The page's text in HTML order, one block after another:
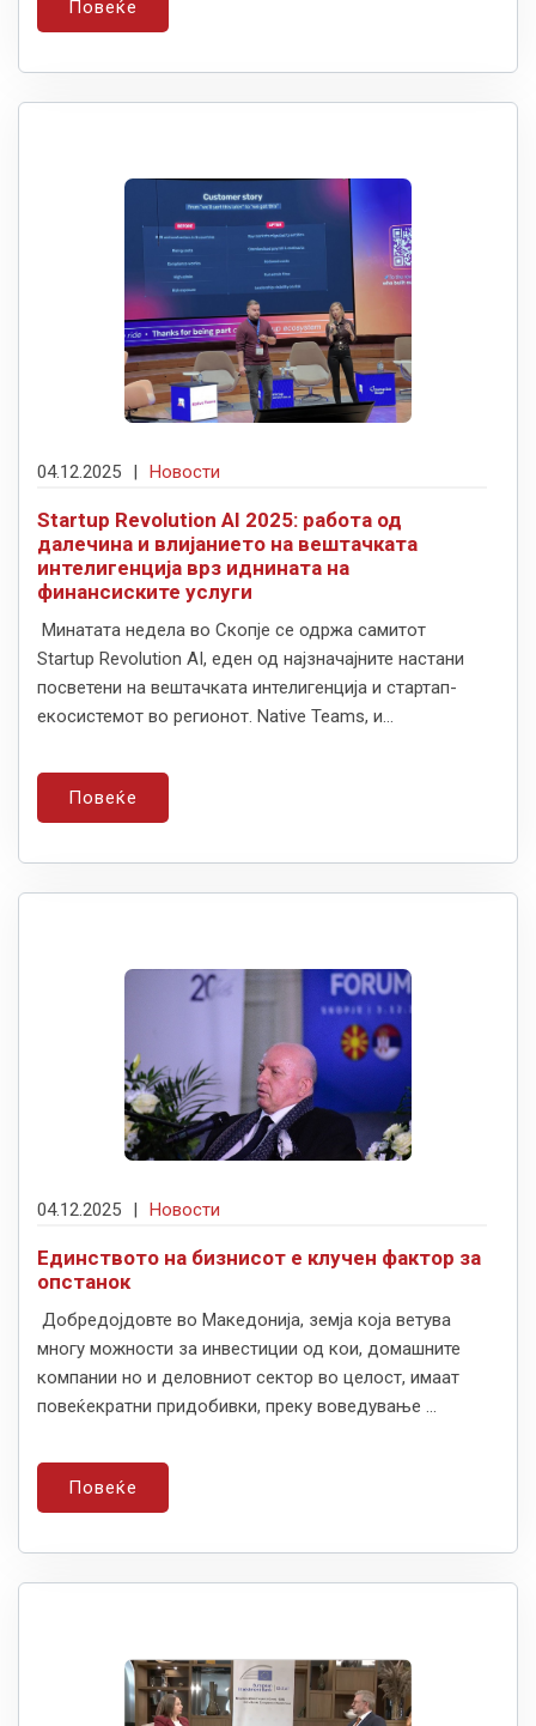
Повеќе
04.12.2025 | Новости
Startup Revolution AI 2025: работа од
далечина и влијанието на вештачката
интелигенција врз иднината на
финансиските услуги
Минатата недела во Скопје се одржа самитот
Startup Revolution AI, еден од најзначајните настани
посветени на вештачката интелигенција и стартап-
екосистемот во регионот. Native Teams, и...
Повеќе
04.12.2025 | Новости
Единството на бизнисот е клучен фактор за
опстанок
Добредојдовте во Македонија, земја која ветува
многу можности за инвестиции од кои, домашните
компании но и деловниот сектор во целост, имаат
повеќекратни придобивки, преку воведување ...
Повеќе